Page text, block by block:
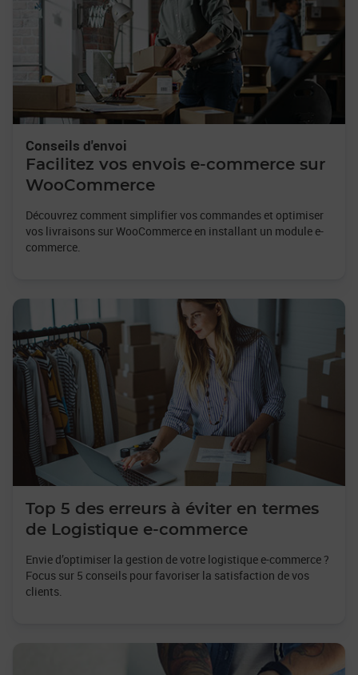
Conseils d'envoi
Facilitez vos envois e-commerce sur
WooCommerce
Découvrez comment simplifier vos commandes et optimiser
vos livraisons sur WooCommerce en installant un module e-
commerce.
Top 5 des erreurs à éviter en termes
de Logistique e-commerce
Envie d’optimiser la gestion de votre logistique e-commerce ?
Focus sur 5 conseils pour favoriser la satisfaction de vos
clients.